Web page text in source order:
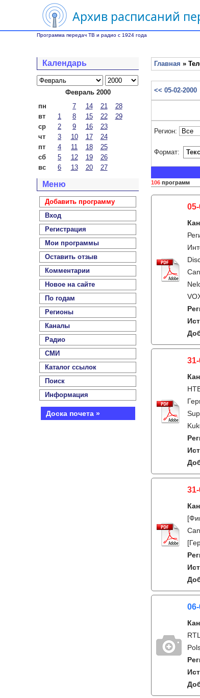
Архив расписаний
Программа передач ТВ и радио с 1924 года
Календарь
Февраль 2000
пн
7 14 21
28
вт
1 8 15 22
29
ср
2 9 16
23
чт
3 10 17
24
пт
4 11 18
25
сб
5 12 19
26
вс
6 13 20 27
Меню
Добавить программу
Вход
Регистрация
Мои программы
Оставить отзыв
Комментарии
Новое на сайте
По годам
Регионы
Каналы
Радио
СМИ
Каталог ссылок
Поиск
Информация
Доска почета »
Главная »
<< 05-02-2000
Регион:
Формат:
106 программ